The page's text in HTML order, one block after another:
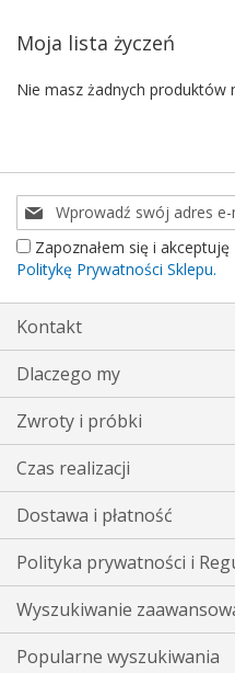
Moja lista życzeń
Nie masz żadnych produktów
Subskrybuj
nasz
newsletter:
Zapoznałem się i akceptuję
Politykę Prywatności Sklepu.
Kontakt
Dlaczego my
Zwroty i próbki
Czas realizacji
Dostawa i płatność
Polityka prywatności i
Wyszukiwanie
Popularne wyszukiwania